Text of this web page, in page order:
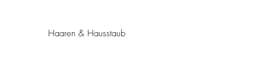
Haaren & Hausstaub